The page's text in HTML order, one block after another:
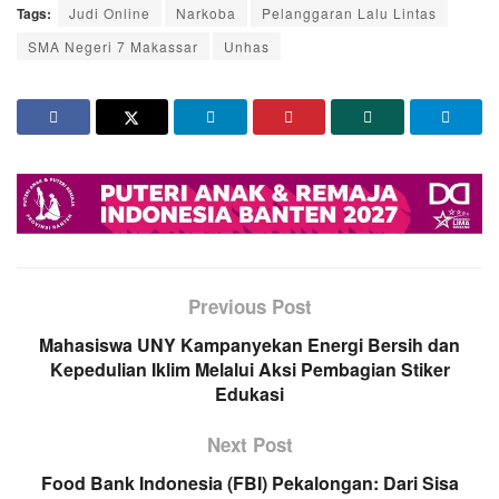
Tags: Judi Online Narkoba
Pelanggaran Lalu Lintas
SMA Negeri 7 Makassar
Unhas
Previous Post
Mahasiswa UNY Kampanyekan Energi Bersih dan
Kepedulian Iklim Melalui Aksi Pembagian Stiker
Edukasi
Next Post
Food Bank Indonesia (FBI) Pekalongan: Dari Sisa